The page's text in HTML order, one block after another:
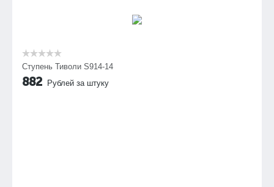
Ступень Тиволи S914-14
882 Рублей за штуку